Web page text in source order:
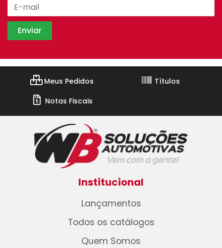
Meus Pedidos
Títulos
Notas Fiscais
Institucional
Lançamentos
Todos os catálogos
Quem Somos